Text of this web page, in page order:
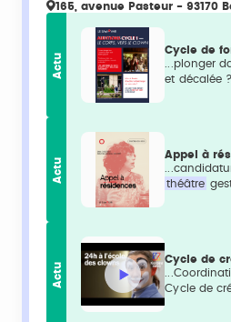
165, avenue Pasteur - 93170
Actu
Cycle de
...plonger
et décalée
Actu
Appel à
théâtre
Actu
Cycle de
Cycle de